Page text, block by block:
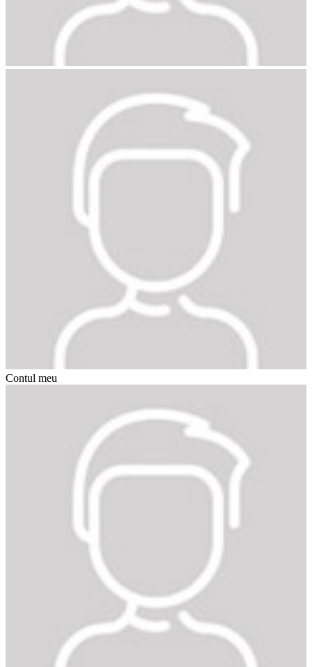
Contul meu